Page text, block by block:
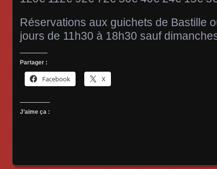
Réservations aux guichets de Bastille
jours de 11h30 à 18h30 sauf
Partager :
Facebook X
J’aime ça :